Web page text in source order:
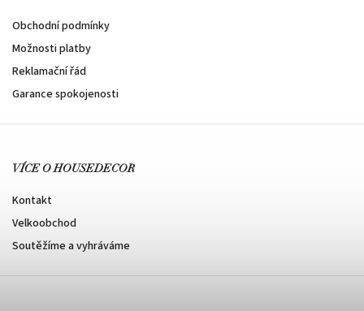
Obchodní podmínky
Možnosti platby
Reklamační řád
Garance spokojenosti
VÍCE O HOUSEDECOR
Kontakt
Velkoobchod
Soutěžíme a vyhráváme